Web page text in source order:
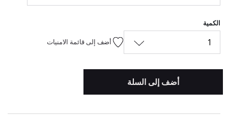
الكمية
1 أضف إلى قائمة الامنيات
أضف إلى السلة